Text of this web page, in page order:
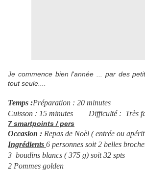
Je commence bien l'année ... par des
tout seule....
Temps :Préparation : 20 minutes
Cuisson : 15 minutes
Difficulté : Très
7 smartpoints / pers
Occasion : Repas de Noël ( entrée ou
Ingrédients 6 personnes soit 2 belles
3 boudins blancs ( 375 g) soit 32 spts
2 Pommes golden